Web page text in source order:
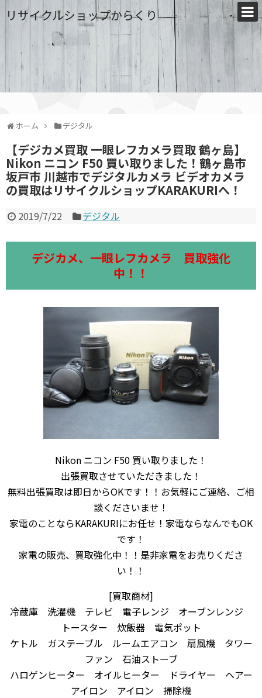
リサイクルショップからくり
ホーム デジタル
【デジカメ買取 一眼レフカメラ買取 鶴ヶ島】
Nikon ニコン F50 買い取りました！鶴ヶ島市
坂戸市 川越市でデジタルカメラ ビデオカメラ
の買取はリサイクルショップKARAKURIへ！
2019/7/22 デジタル
デジカメ、一眼レフカメラ 買取強化
中！！
Nikon ニコン F50 買い取りました！
出張買取させていただきました！
無料出張買取は即日からOKです！！お気軽にご連絡、ご相
談くださいませ！
家電のことならKARAKURIにお任せ！家電ならなんでもOK
です！
家電の販売、買取強化中！！是非家電をお売りくださ
い！！
[買取商材]
冷蔵庫 洗濯機 テレビ 電子レンジ オーブンレンジ
トースター 炊飯器 電気ポット
ケトル ガステーブル ルームエアコン 扇風機 タワー
ファン 石油ストーブ
ハロゲンヒーター オイルヒーター ドライヤー ヘアー
アイロン アイロン 掃除機